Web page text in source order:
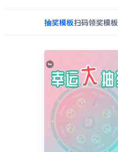
抽奖模板扫码领奖模板